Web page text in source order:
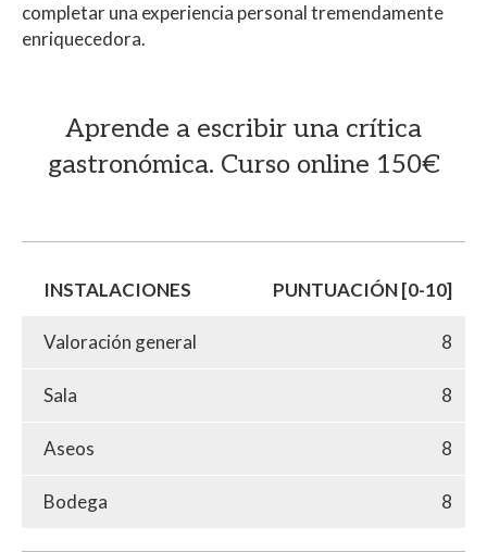
completar una experiencia personal tremendamente
enriquecedora.
Aprende a escribir una crítica
gastronómica. Curso online 150€
INSTALACIONES PUNTUACIÓN [0-10]
Valoración general 8
Sala 8
Aseos 8
Bodega 8